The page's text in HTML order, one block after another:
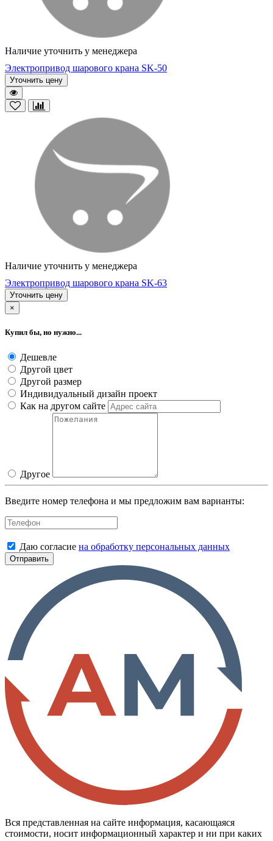
Наличие уточнить у менеджера
Электропривод шарового крана SK-50
Уточнить цену
Наличие уточнить у менеджера
Электропривод шарового крана SK-63
Уточнить цену
×
Купил бы, но нужно...
Дешевле
Другой цвет
Другой размер
Индивидуальный дизайн проект
Как на другом сайте
Другое
Введите номер телефона и мы предложим вам варианты:
Даю согласие на обработку персональных данных
Отправить
Вся представленная на сайте информация, касающаяся
стоимости, носит информационный характер и ни при каких